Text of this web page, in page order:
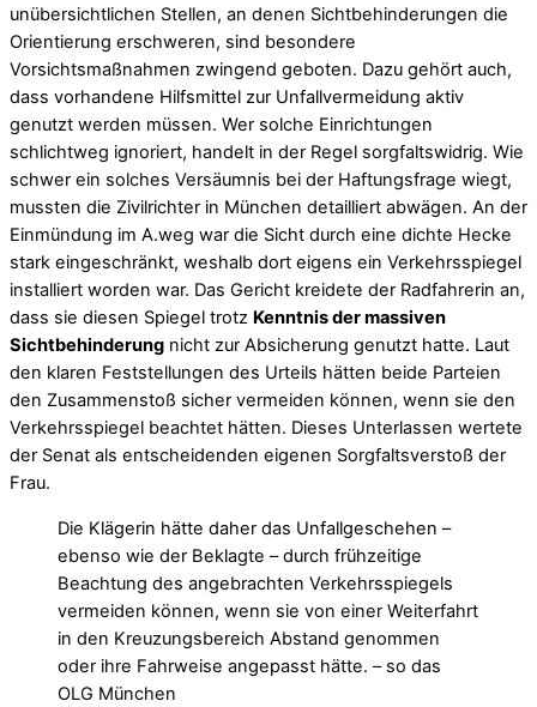
unübersichtlichen Stellen, an denen Sichtbehinderungen die
Orientierung erschweren, sind besondere
Vorsichtsmaßnahmen zwingend geboten. Dazu gehört auch,
dass vorhandene Hilfsmittel zur Unfallvermeidung aktiv
genutzt werden müssen. Wer solche Einrichtungen
schlichtweg ignoriert, handelt in der Regel sorgfaltswidrig. Wie
schwer ein solches Versäumnis bei der Haftungsfrage wiegt,
mussten die Zivilrichter in München detailliert abwägen. An der
Einmündung im A.weg war die Sicht durch eine dichte Hecke
stark eingeschränkt, weshalb dort eigens ein Verkehrsspiegel
installiert worden war. Das Gericht kreidete der Radfahrerin an,
dass sie diesen Spiegel trotz Kenntnis der massiven
Sichtbehinderung nicht zur Absicherung genutzt hatte. Laut
den klaren Feststellungen des Urteils hätten beide Parteien
den Zusammenstoß sicher vermeiden können, wenn sie den
Verkehrsspiegel beachtet hätten. Dieses Unterlassen wertete
der Senat als entscheidenden eigenen Sorgfaltsverstoß der
Frau.
Die Klägerin hätte daher das Unfallgeschehen –
ebenso wie der Beklagte – durch frühzeitige
Beachtung des angebrachten Verkehrsspiegels
vermeiden können, wenn sie von einer Weiterfahrt
in den Kreuzungsbereich Abstand genommen
oder ihre Fahrweise angepasst hätte. – so das
OLG München